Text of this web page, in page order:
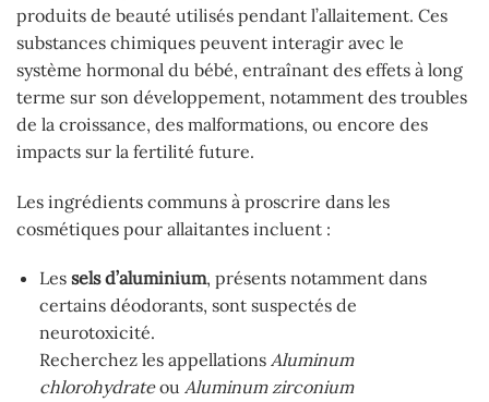
produits de beauté utilisés pendant l’allaitement. Ces
substances chimiques peuvent interagir avec le
système hormonal du bébé, entraînant des effets à long
terme sur son développement, notamment des troubles
de la croissance, des malformations, ou encore des
impacts sur la fertilité future.
Les ingrédients communs à proscrire dans les
cosmétiques pour allaitantes incluent :
Les sels d’aluminium, présents notamment dans
certains déodorants, sont suspectés de
neurotoxicité.
Recherchez les appellations Aluminum
chlorohydrateou Aluminum zirconium